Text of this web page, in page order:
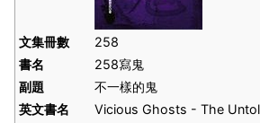
文集冊數
258
書名
258寫鬼
副題
不一樣的鬼
英文書名
Vicious Ghosts - The